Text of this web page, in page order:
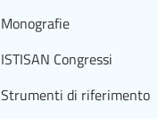
Monografie
ISTISAN Congressi
Strumenti di riferimento